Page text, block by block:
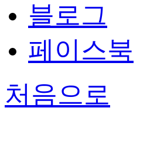
블로그
페이스북
처음으로